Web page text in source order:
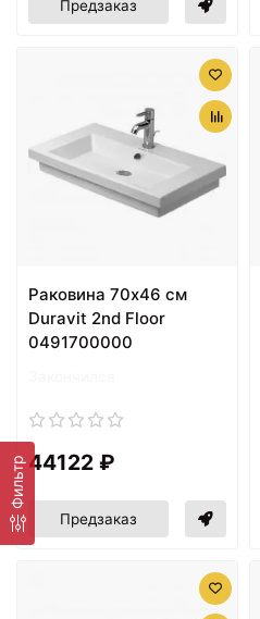
Фильтр
Предзаказ
Раковина 70х46 см
Duravit 2nd Floor
0491700000
44122 ₽
Предзаказ